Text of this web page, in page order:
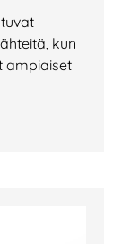
kun
ampiaiset